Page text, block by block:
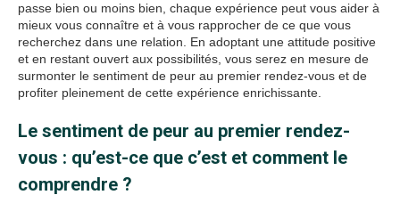
passe bien ou moins bien, chaque expérience peut vous aider à
mieux vous connaître et à vous rapprocher de ce que vous
recherchez dans une relation. En adoptant une attitude positive
et en restant ouvert aux possibilités, vous serez en mesure de
surmonter le sentiment de peur au premier rendez-vous et de
profiter pleinement de cette expérience enrichissante.
Le sentiment de peur au premier rendez-
vous : qu’est-ce que c’est et comment le
comprendre ?